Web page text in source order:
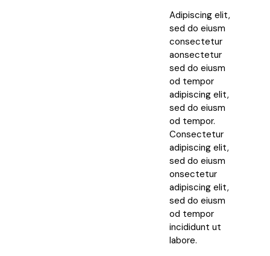
Adipiscing elit,
sed do eiusm
consectetur
aonsectetur
sed do eiusm
od tempor
adipiscing elit,
sed do eiusm
od tempor.
Consectetur
adipiscing elit,
sed do eiusm
onsectetur
adipiscing elit,
sed do eiusm
od tempor
incididunt ut
labore.